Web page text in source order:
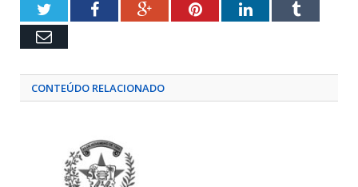
TwitterFacebookGoogle+PinterestLinkedInTumblr
Email
CONTEÚDO RELACIONADO